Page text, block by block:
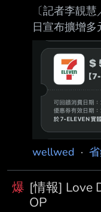
〔記者李靚
日宣布擴增多
放玉山銀行
款，同時自
時不限量」
ELEVEN 50
兌換，回饋
持續擴大信
可綁定聯邦
7-ELEVEN另
為歡慶多元
起祭
wellwed ·
爆 [情報] Love
OP